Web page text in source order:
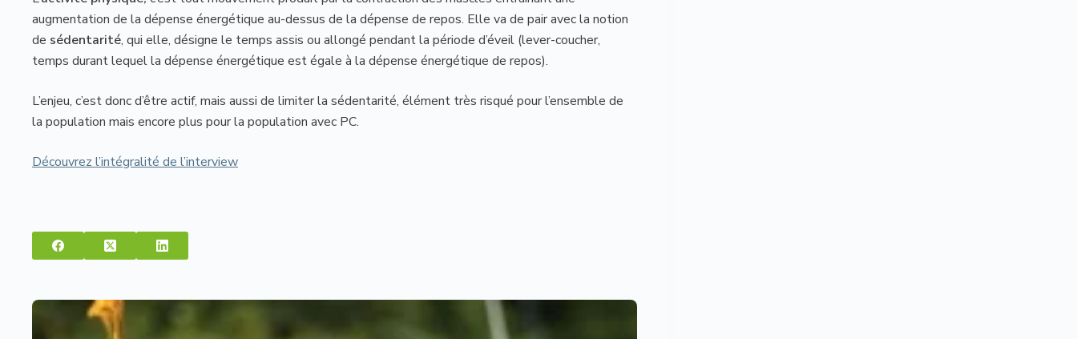
augmentation de la dépense énergétique au-dessus de la dépense de repos. Elle va de pair avec la notion
de sédentarité, qui elle, désigne le temps assis ou allongé pendant la période d’éveil (lever-coucher,
temps durant lequel la dépense énergétique est égale à la dépense énergétique de repos).
L’enjeu, c’est donc d’être actif, mais aussi de limiter la sédentarité, élément très risqué pour l’ensemble de
la population mais encore plus pour la population avec PC.
Découvrez l’intégralité de l’interview